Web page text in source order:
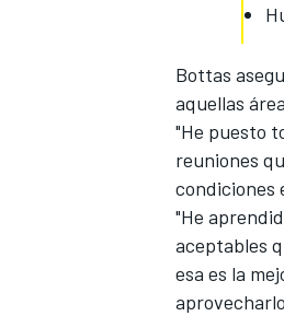
Bottas
aquellas
"He puesto
reuniones
condiciones
"He
aceptables
esa es la